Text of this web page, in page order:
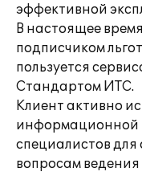
эффективной
В настоящее
подписчиком
пользуется
Стандартом ИТС.
Клиент активно
информационной
специалистов
вопросам ведения